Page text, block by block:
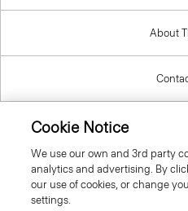
About
Cookie Notice
We use our own and 3rd party
analytics and advertising. By
our use of cookies, or change
settings.